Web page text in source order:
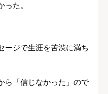
た。
ージで生涯を苦渋に満ち
ら「信じなかった」ので